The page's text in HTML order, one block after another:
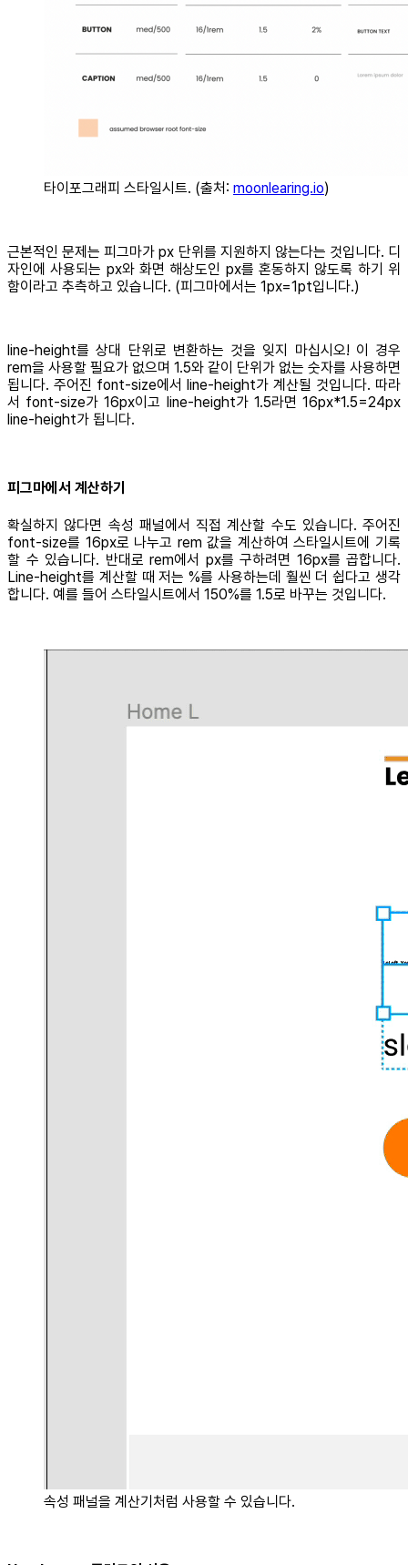
타이포그래피 스타일시트. (출처: moonlearing.io)
근본적인 문제는 피그마가 px 단위를 지원하지 않는다는 것입니다. 디
자인에 사용되는 px와 화면 해상도인 px를 혼동하지 않도록 하기 위
함이라고 추측하고 있습니다. (피그마에서는 1px=1pt입니다.)
line-height를 상대 단위로 변환하는 것을 잊지 마십시오! 이 경우
rem을 사용할 필요가 없으며 1.5와 같이 단위가 없는 숫자를 사용하면
됩니다. 주어진 font-size에서 line-height가 계산될 것입니다. 따라
서 font-size가 16px이고 line-height가 1.5라면 16px*1.5=24px
line-height가 됩니다.
피그마에서 계산하기
확실하지 않다면 속성 패널에서 직접 계산할 수도 있습니다. 주어진
font-size를 16px로 나누고 rem 값을 계산하여 스타일시트에 기록
할 수 있습니다. 반대로 rem에서 px를 구하려면 16px를 곱합니다.
Line-height를 계산할 때 저는 %를 사용하는데 훨씬 더 쉽다고 생각
합니다. 예를 들어 스타일시트에서 150%를 1.5로 바꾸는 것입니다.
속성 패널을 계산기처럼 사용할 수 있습니다.